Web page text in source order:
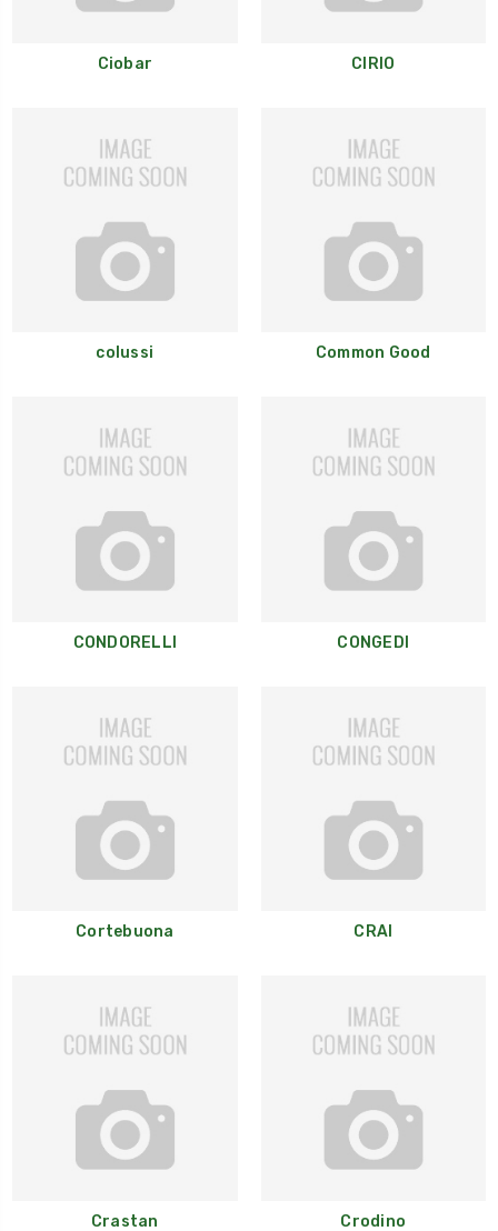
Ciobar CIRIO
colussi Common Good
CONDORELLI CONGEDI
Cortebuona CRAI
Crastan Crodino